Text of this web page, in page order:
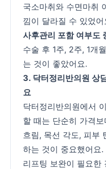
국소마취와 수면마취
낌이 달라질 수 있었어
사후관리 포함 여부도
수술 후 1주, 2주, 1개
는 것이 좋았어요.
3. 닥터정리반의원 상
요
닥터정리반의원에서
할 때는 단순히 가격
흐림, 목선 각도, 피부
하는 것이 중요했어요
리프팅 보완이 필요한